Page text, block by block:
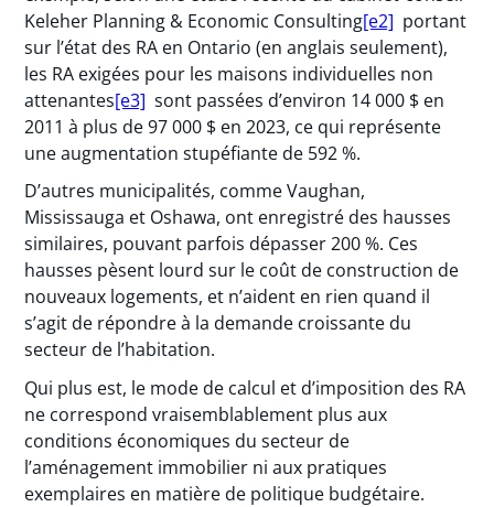
Keleher Planning & Economic Consulting[e2] portant
sur l’état des RA en Ontario (en anglais seulement),
les RA exigées pour les maisons individuelles non
attenantes[e3] sont passées d’environ 14 000 $ en
2011 à plus de 97 000 $ en 2023, ce qui représente
une augmentation stupéfiante de 592 %.
D’autres municipalités, comme Vaughan,
Mississauga et Oshawa, ont enregistré des hausses
similaires, pouvant parfois dépasser 200 %. Ces
hausses pèsent lourd sur le coût de construction de
nouveaux logements, et n’aident en rien quand il
s’agit de répondre à la demande croissante du
secteur de l’habitation.
Qui plus est, le mode de calcul et d’imposition des RA
ne correspond vraisemblablement plus aux
conditions économiques du secteur de
l’aménagement immobilier ni aux pratiques
exemplaires en matière de politique budgétaire.